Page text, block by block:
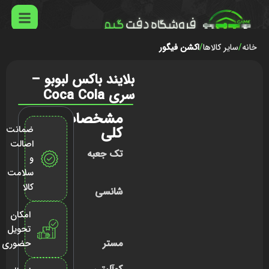
خانه سایر کالاها اکشن فیگور
بلایند باکس لبوبو –
سری Coca Cola
مشخصات
کلی
تک جعبه
شانسی
مستر
ضمانت
اصالت
و
سلامت
کالا
امکان
تحویل
حضوری